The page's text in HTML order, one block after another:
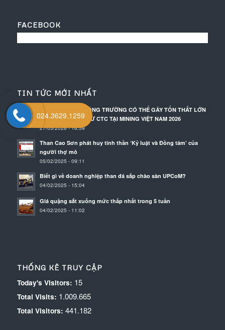
FACEBOOK
TIN TỨC MỚI NHẤT
SỰ CỐ NHỎ TẠI CÔNG TRƯỜNG CÓ THỂ GÂY TỔN THẤT LỚN
– GIẢI PHÁP ĐẾN TỪ CTC TẠI MINING VIỆT NAM 2026
27/03/2026 - 16:59
Than Cao Sơn phát huy tinh thần ‘Kỷ luật và Đồng tâm’ của
người thợ mỏ
05/02/2025 - 09:11
Biết gì về doanh nghiệp than đá sắp chào sàn UPCoM?
04/02/2025 - 15:04
Giá quặng sắt xuống mức thấp nhất trong 5 tuần
04/02/2025 - 11:02
THỐNG KÊ TRUY CẬP
Today's Visitors: 15
Total Visits: 1.009.665
Total Visitors: 441.182
024.3629.1259